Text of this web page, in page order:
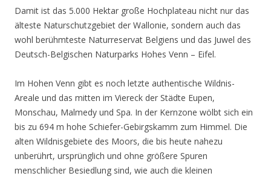
Damit ist das 5.000 Hektar große Hochplateau nicht nur das
älteste Naturschutzgebiet der Wallonie, sondern auch das
wohl berühmteste Naturreservat Belgiens und das Juwel des
Deutsch-Belgischen Naturparks Hohes Venn – Eifel.
Im Hohen Venn gibt es noch letzte authentische Wildnis-
Areale und das mitten im Viereck der Städte Eupen,
Monschau, Malmedy und Spa. In der Kernzone wölbt sich ein
bis zu 694 m hohe Schiefer-Gebirgskamm zum Himmel. Die
alten Wildnisgebiete des Moors, die bis heute nahezu
unberührt, ursprünglich und ohne größere Spuren
menschlicher Besiedlung sind, wie auch die kleinen